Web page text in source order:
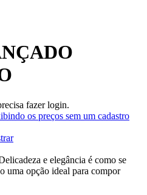
fazer login.
os preços sem um cadastro
e elegância é como se
uma opção ideal para compor